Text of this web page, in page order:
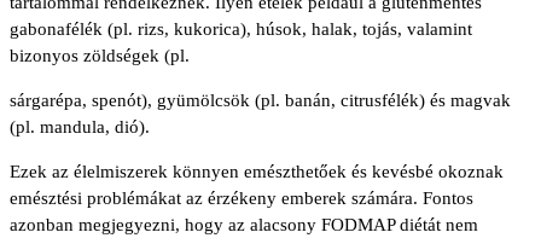
gabonafélék (pl. rizs, kukorica), húsok, halak, tojás, valamint
bizonyos zöldségek (pl.
sárgarépa, spenót), gyümölcsök (pl. banán, citrusfélék) és magvak
(pl. mandula, dió).
Ezek az élelmiszerek könnyen emészthetőek és kevésbé okoznak
emésztési problémákat az érzékeny emberek számára. Fontos
azonban megjegyezni, hogy az alacsony FODMAP diétát nem